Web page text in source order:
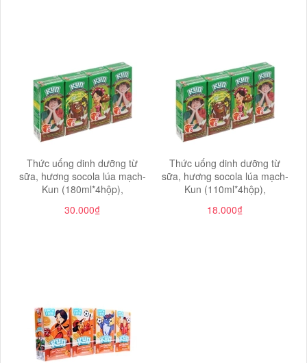
Thức uống dinh dưỡng từ
sữa, hương socola lúa mạch-
Kun (180ml*4hộp),
30.000₫
Thức uống dinh dưỡng từ
sữa, hương socola lúa mạch-
Kun (110ml*4hộp),
18.000₫